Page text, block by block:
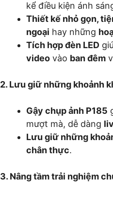
kể điều kiện ánh
Thiết kế nhỏ gọn,
ngoại hay những
Tích hợp đèn LED
video vào ban đêm
2. Lưu giữ những khoảnh
Gậy chụp ảnh P185
mượt mà, dễ dàng
Lưu giữ những
chân thực.
3. Nâng tầm trải nghiệm